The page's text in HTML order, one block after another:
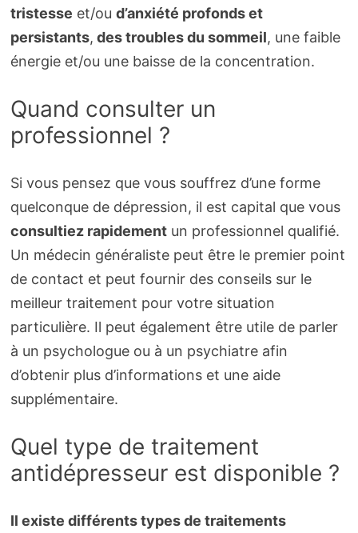
tristesse et/ou d’anxiété profonds et
persistants, des troubles du sommeil, une faible
énergie et/ou une baisse de la concentration.
Quand consulter un
professionnel ?
Si vous pensez que vous souffrez d’une forme
quelconque de dépression, il est capital que vous
consultiez rapidementun professionnel qualifié.
Un médecin généraliste peut être le premier point
de contact et peut fournir des conseils sur le
meilleur traitement pour votre situation
particulière. Il peut également être utile de parler
à un psychologue ou à un psychiatre afin
d’obtenir plus d’informations et une aide
supplémentaire.
Quel type de traitement
antidépresseur est disponible ?
Il existe différents types de traitements